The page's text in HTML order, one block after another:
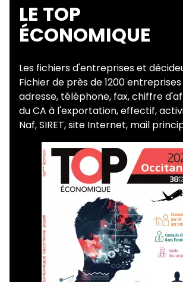
LE TOP
ÉCONOMIQUE
Les fichiers d'entreprises et
Fichier de près de 1200
adresse, téléphone, fax, chiffre
du CA à l'exportation, effectif,
Naf, SIRET, site Internet, mail